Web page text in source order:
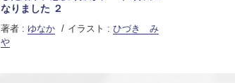
なりました ２
著者 : ゆなか イラスト : ひづき み
や